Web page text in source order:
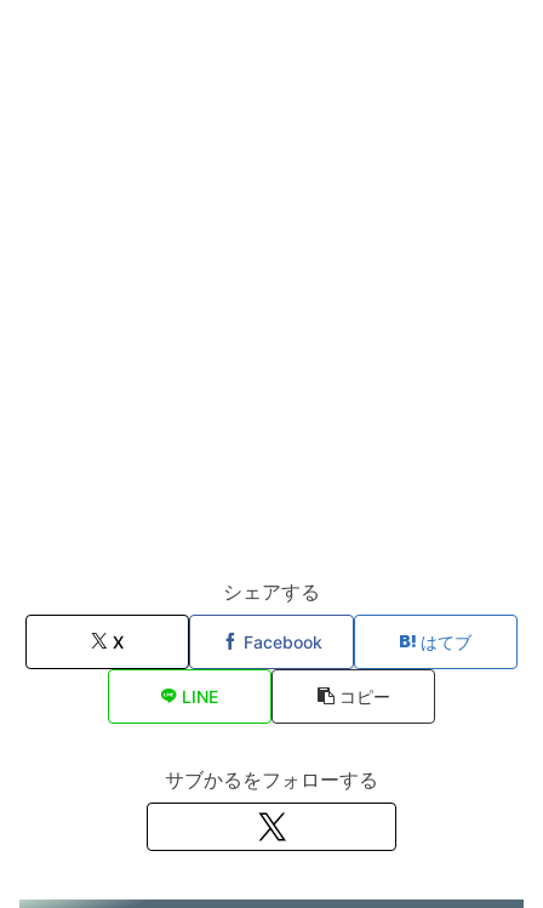
シェアする
X Facebook はてブ
LINE コピー
サブかるをフォローする